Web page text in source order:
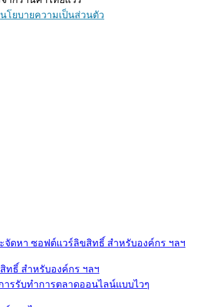
นโยบายความเป็นส่วนตัว
ทธิ์ สำหรับองค์กร ฯลฯ